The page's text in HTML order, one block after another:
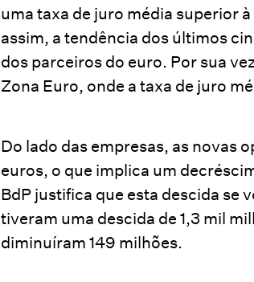
uma taxa de juro média superior
assim, a tendência dos últimos
dos parceiros do euro. Por sua
Zona Euro, onde a taxa de juro
Do lado das empresas, as novas
euros, o que implica um
BdP justifica que esta descida
tiveram uma descida de 1,3 mil
diminuíram 149 milhões.